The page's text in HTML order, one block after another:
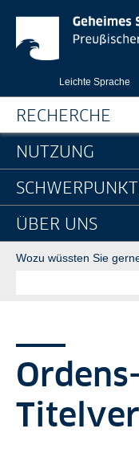
Springe direkt zu:
Leichte Sprache
RECHERCHE
NUTZUNG
ÜBER UNS
Suche
Wozu wüssten Sie